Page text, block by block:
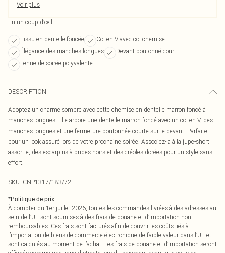
Voir plus
En un coup d’œil
Tissu en dentelle foncée
Col en V avec col chemise
Élégance des manches longues
Devant boutonné court
Tenue de soirée polyvalente
DESCRIPTION
Adoptez un charme sombre avec cette chemise en dentelle marron foncé à
manches longues. Elle arbore une dentelle marron foncé avec un col en V, des
manches longues et une fermeture boutonnée courte sur le devant. Parfaite
pour un look assuré lors de votre prochaine soirée. Associez-la à la jupe-short
assortie, des escarpins à brides noirs et des créoles dorées pour un style sans
effort.
SKU: CNP1317/183/72
*Politique de prix
À compter du 1er juillet 2026, toutes les commandes livrées à des adresses au
sein de l’UE sont soumises à des frais de douane et d’importation non
remboursables. Ces frais sont facturés afin de couvrir les coûts liés à
l’importation de biens de commerce électronique de faible valeur dans l’UE et
sont calculés au moment de l’achat. Les frais de douane et d’importation seront